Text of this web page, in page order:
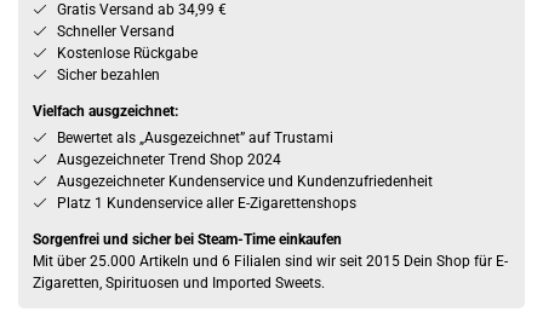
Gratis Versand ab 34,99 €
Schneller Versand
Kostenlose Rückgabe
Sicher bezahlen
Vielfach ausgzeichnet:
Bewertet als „Ausgezeichnet” auf Trustami
Ausgezeichneter Trend Shop 2024
Ausgezeichneter Kundenservice und Kundenzufriedenheit
Platz 1 Kundenservice aller E-Zigarettenshops
Sorgenfrei und sicher bei Steam-Time einkaufen
Mit über 25.000 Artikeln und 6 Filialen sind wir seit 2015 Dein Shop für E-
Zigaretten, Spirituosen und Imported Sweets.